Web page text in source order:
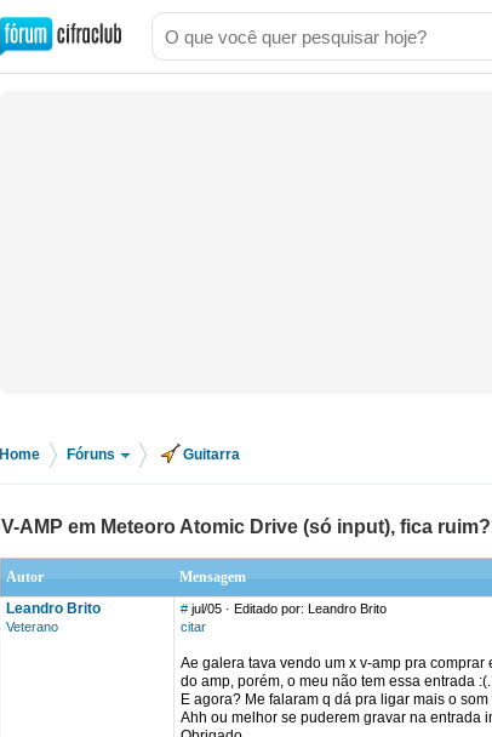
Home Fóruns Guitarra
V-AMP em Meteoro Atomic Drive (só input), fica
Autor
Mensagem
Leandro Brito
Veterano
# jul/05 · Editado por: Leandro Brito
citar
Ae galera tava vendo um x v-amp pra
do amp, porém, o meu não tem essa entrada :(.
E agora? Me falaram q dá pra ligar mais o
Ahh ou melhor se puderem gravar na entrada